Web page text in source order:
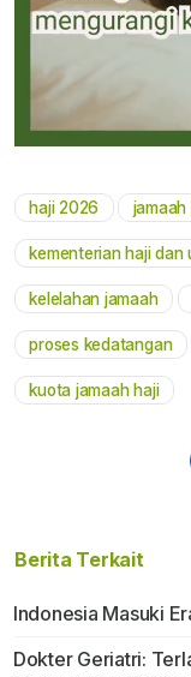
haji 2026 jamaah
kementerian haji dan
kelelahan jamaah
proses kedatangan
kuota jamaah haji
Berita Terkait
Indonesia Masuki
Dokter Geriatri: